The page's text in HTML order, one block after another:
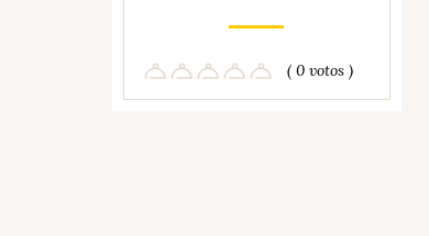
( 0 votos )